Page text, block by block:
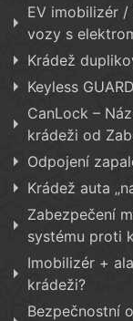
EV imobilizér
vozy s
Krádež
Keyless
CanLock –
krádeži od
Odpojení
Krádež auta
Zabezpečení
systému proti
Imobilizér +
krádeži?
Bezpečnostní